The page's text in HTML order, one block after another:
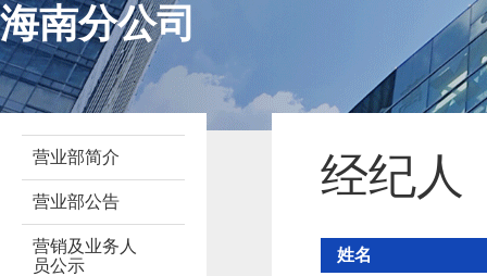
海南分公司
营业部简介
营业部公告
营销及业务人
员公示
经纪人
姓名